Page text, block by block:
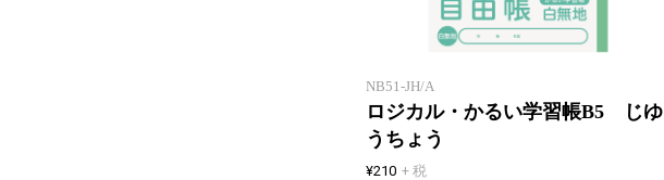
NB51-JH/A
ロジカル・かるい学習帳B5 じゆ
うちょう
¥210 + 税